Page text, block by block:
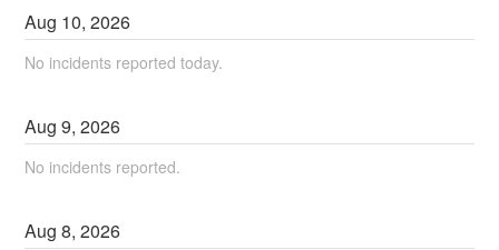
Aug 10,2026
No incidents reported today.
Aug9,2026
No incidents reported.
Aug8,2026